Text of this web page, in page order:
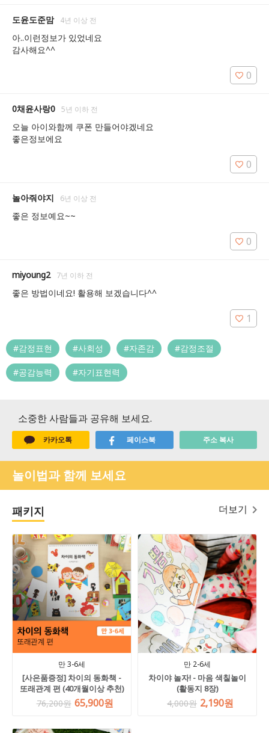
도윤도준맘 4년 이상 전
아..이런정보가 있었네요
감사해요^^
0
0채윤사랑0 5년 이하 전
오늘 아이와함께 쿠폰 만들어야겠네요
좋은정보에요
0
놀아줘야지 6년 이상 전
좋은 정보예요~~
0
miyoung2 7년 이하 전
좋은 방법이네요! 활용해 보겠습니다^^
1
#감정표현 #사회성 #자존감 #감정조절
#공감능력 #자기표현력
소중한 사람들과 공유해 보세요.
카카오톡 페이스북 주소 복사
놀이법과 함께 보세요
패키지 더보기
만 3-6세
[사은품증정] 차이의 동화책 -
또래관계 편 (40개월이상 추천)
76,200원 65,900원
만 2-6세
차이야 놀자! - 마음 색칠놀이
(활동지 8장)
4,000원 2,190원